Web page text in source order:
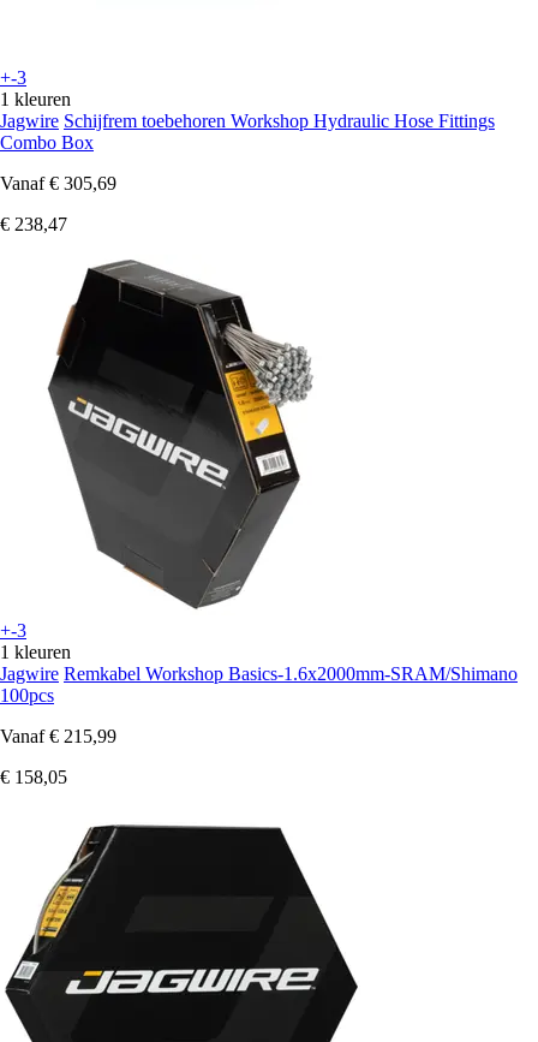
+-3
1 kleuren
Jagwire Schijfrem toebehoren Workshop Hydraulic Hose Fittings
Combo Box
Vanaf € 305,69
€ 238,47
+-3
1 kleuren
Jagwire Remkabel Workshop Basics-1.6x2000mm-SRAM/Shimano
100pcs
Vanaf € 215,99
€ 158,05